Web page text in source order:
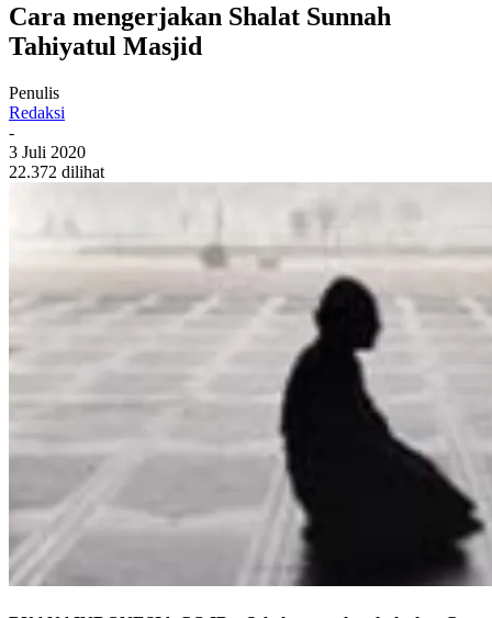
Cara mengerjakan Shalat Sunnah
Tahiyatul Masjid
Penulis
Redaksi
-
3 Juli 2020
22.372 dilihat